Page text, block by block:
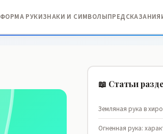
ФОРМА РУКИЗНАКИ И СИМВОЛЫПРЕДСКАЗАНИЯ
📖 Статьи
Земляная рука в
Огненная рука: